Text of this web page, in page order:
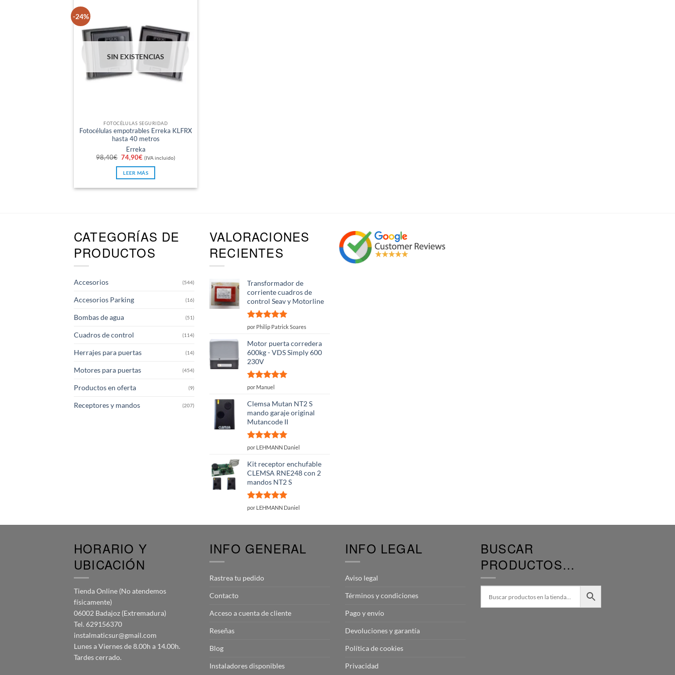
-24%
SIN EXISTENCIAS
FOTOCÉLULAS SEGURIDAD
Fotocélulas empotrables Erreka KLFRX
hasta 40 metros
Erreka
98,40€ El
precio
original
era:
98,40€.
74,90€El
precio
actual
es:
74,90€.
(IVA incluido)
LEER MÁS
CATEGORÍAS DE
PRODUCTOS
Accesorios (544)
Accesorios Parking (16)
Bombas de agua (51)
Cuadros de control (114)
Herrajes para puertas (14)
Motores para puertas (454)
Productos en oferta (9)
Receptores y mandos (207)
VALORACIONES
RECIENTES
Transformador de
corriente cuadros de
control Seav y Motorline
Valorado
por Philip Patrick Soares
Motor puerta corredera
600kg - VDS Simply 600
230V
Valorado
por Manuel
Clemsa Mutan NT2 S
mando garaje original
Mutancode II
Valorado
por LEHMANN Daniel
Kit receptor enchufable
CLEMSA RNE248 con 2
mandos NT2 S
Valorado
por LEHMANN Daniel
HORARIO Y
UBICACIÓN
Tienda Online (No atendemos
físicamente)
06002 Badajoz (Extremadura)
Tel. 629156370
instalmaticsur@gmail.com
Lunes a Viernes de 8.00h a 14.00h.
Tardes cerrado.
INFO GENERAL
Rastrea tu pedido
Contacto
Acceso a cuenta de cliente
Reseñas
Blog
Instaladores disponibles
INFO LEGAL
Aviso legal
Términos y condiciones
Pago y envío
Devoluciones y garantía
Política de cookies
Privacidad
BUSCAR
PRODUCTOS…